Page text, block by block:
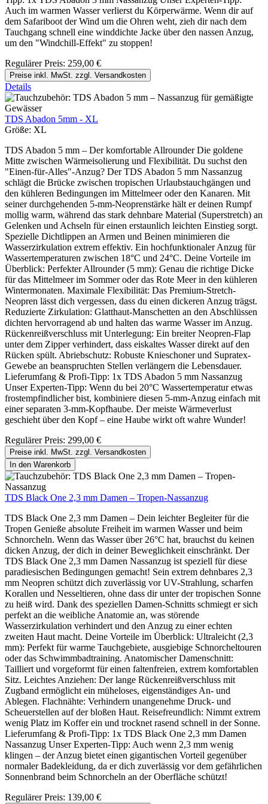
Auch im warmen Wasser verlierst du Körperwärme. Wenn dir auf
dem Safariboot der Wind um die Ohren weht, zieh dir nach dem
Tauchgang schnell eine winddichte Jacke über den nassen Anzug,
um den "Windchill-Effekt" zu stoppen!
Regulärer Preis: 259,00 €
Preise inkl. MwSt. zzgl. Versandkosten
Details
TDS Abadon 5mm - XL
Größe: XL
TDS Abadon 5 mm – Der komfortable Allrounder Die goldene
Mitte zwischen Wärmeisolierung und Flexibilität. Du suchst den
"Einen-für-Alles"-Anzug? Der TDS Abadon 5 mm Nassanzug
schlägt die Brücke zwischen tropischen Urlaubstauchgängen und
den kühleren Bedingungen im Mittelmeer oder den Kanaren. Mit
seiner durchgehenden 5-mm-Neoprenstärke hält er deinen Rumpf
mollig warm, während das stark dehnbare Material (Superstretch) an
Gelenken und Achseln für einen erstaunlich leichten Einstieg sorgt.
Spezielle Dichtlippen an Armen und Beinen minimieren die
Wasserzirkulation extrem effektiv. Ein hochfunktionaler Anzug für
Wassertemperaturen zwischen 18°C und 24°C. Deine Vorteile im
Überblick: Perfekter Allrounder (5 mm): Genau die richtige Dicke
für das Mittelmeer im Sommer oder das Rote Meer in den kühleren
Wintermonaten. Maximale Flexibilität: Das Premium-Stretch-
Neopren lässt dich vergessen, dass du einen dickeren Anzug trägst.
Reduzierte Zirkulation: Glatthaut-Manschetten an den Abschlüssen
dichten hervorragend ab und halten das warme Wasser im Anzug.
Rückenreißverschluss mit Unterlegung: Ein breiter Neopren-Flap
unter dem Zipper verhindert, dass eiskaltes Wasser direkt auf den
Rücken spült. Abriebschutz: Robuste Knieschoner und Supratex-
Gewebe an beanspruchten Stellen verlängern die Lebensdauer.
Lieferumfang & Profi-Tipp: 1x TDS Abadon 5 mm Nassanzug
Unser Experten-Tipp: Wenn du bei 20°C Wassertemperatur etwas
frostempfindlicher bist, kombiniere diesen 5-mm-Anzug einfach mit
einer separaten 3-mm-Kopfhaube. Der meiste Wärmeverlust
geschieht über den Kopf – eine Haube wirkt oft wahre Wunder!
Regulärer Preis: 299,00 €
Preise inkl. MwSt. zzgl. Versandkosten
In den Warenkorb
TDS Black One 2,3 mm Damen – Tropen-Nassanzug
TDS Black One 2,3 mm Damen – Dein leichter Begleiter für die
Tropen Genieße absolute Freiheit im warmen Wasser und beim
Schnorcheln. Wenn das Wasser über 26°C hat, brauchst du keinen
dicken Anzug, der dich in deiner Beweglichkeit einschränkt. Der
TDS Black One 2,3 mm Damen Nassanzug ist speziell für diese
paradiesischen Bedingungen gemacht! Sein extrem dehnbares 2,3
mm Neopren schützt dich zuverlässig vor UV-Strahlung, scharfen
Korallen und Nesseltieren, ohne dass dir unter der tropischen Sonne
zu heiß wird. Dank des speziellen Damen-Schnitts schmiegt er sich
perfekt an die weibliche Anatomie an, was störende
Wasserzirkulation verhindert und den Anzug zu einer echten
zweiten Haut macht. Deine Vorteile im Überblick: Ultraleicht (2,3
mm): Perfekt für warme Tauchgebiete, ausgiebige Schnorcheltouren
oder das Schwimmbadtraining. Anatomischer Damenschnitt:
Tailliert und vorgeformt für einen faltenfreien, extrem komfortablen
Sitz. Leichtes Anziehen: Der lange Rückenreißverschluss mit
Zugband ermöglicht ein müheloses, eigenständiges An- und
Ablegen. Flachnähte: Verhindern unangenehme Druck- und
Scheuerstellen auf der bloßen Haut. Reisefreundlich: Nimmt extrem
wenig Platz im Koffer ein und trocknet rasend schnell in der Sonne.
Lieferumfang & Profi-Tipp: 1x TDS Black One 2,3 mm Damen
Nassanzug Unser Experten-Tipp: Auch wenn 2,3 mm wenig
klingen – der Anzug bietet einen gigantischen Vorteil gegenüber
normaler Badekleidung, da er dich zuverlässig vor dem gefährlichen
Sonnenbrand beim Schnorcheln an der Oberfläche schützt!
Regulärer Preis: 139,00 €